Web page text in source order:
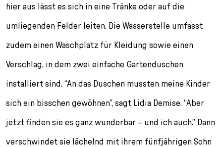
hier aus lässt es sich in eine Tränke oder auf die
umliegenden Felder leiten. Die Wasserstelle umfasst
zudem einen Waschplatz für Kleidung sowie einen
Verschlag, in dem zwei einfache Gartenduschen
installiert sind. “An das Duschen mussten meine Kinder
sich ein bisschen gewöhnen”, sagt Lidia Demise. “Aber
jetzt finden sie es ganz wunderbar – und ich auch.” Dann
verschwindet sie lächelnd mit ihrem fünfjährigen Sohn